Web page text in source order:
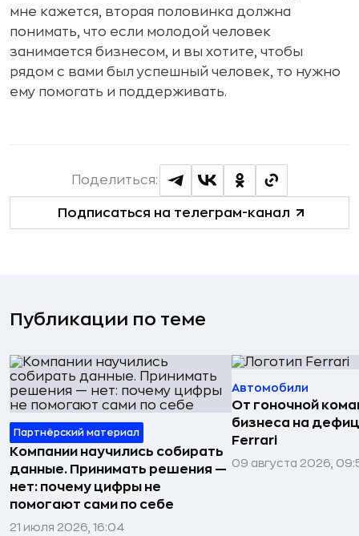
мне кажется, вторая половинка должна
понимать, что если молодой человек
занимается бизнесом, и вы хотите, чтобы
рядом с вами был успешный человек, то нужно
ему помогать и поддерживать.
Подписаться на телеграм-канал
Поделиться:
Публикации по теме
Партнёрский материал
Компании научились собирать
данные. Принимать решения —
нет: почему цифры не
помогают сами по себе
21 июля 2026, 16:04
Автомобили
От гоночной
бизнеса на
Ferrari
09 августа 2026,